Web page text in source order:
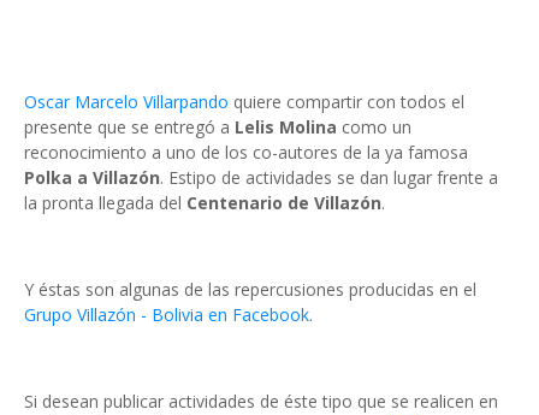
Oscar Marcelo Villarpando quiere compartir con todos el
presente que se entregó a Lelis Molina como un
reconocimiento a uno de los co-autores de la ya famosa
Polka a Villazón. Estipo de actividades se dan lugar frente a
la pronta llegada del Centenario de Villazón.
Y éstas son algunas de las repercusiones producidas en el
Grupo Villazón - Bolivia en Facebook.
Si desean publicar actividades de éste tipo que se realicen en